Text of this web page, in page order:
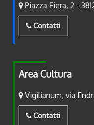
Piazza Fiera, 2 -
Contatti
Area Cultura
Vigilianum, via
Contatti